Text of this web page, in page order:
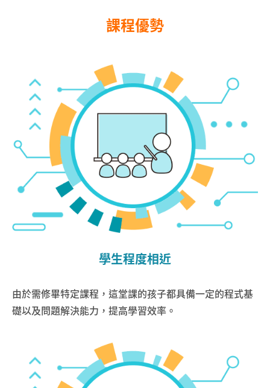
課程優勢
學生程度相近
由於需修畢特定課程，這堂課的孩子都具備一定的程式基
礎以及問題解決能力，提高學習效率。